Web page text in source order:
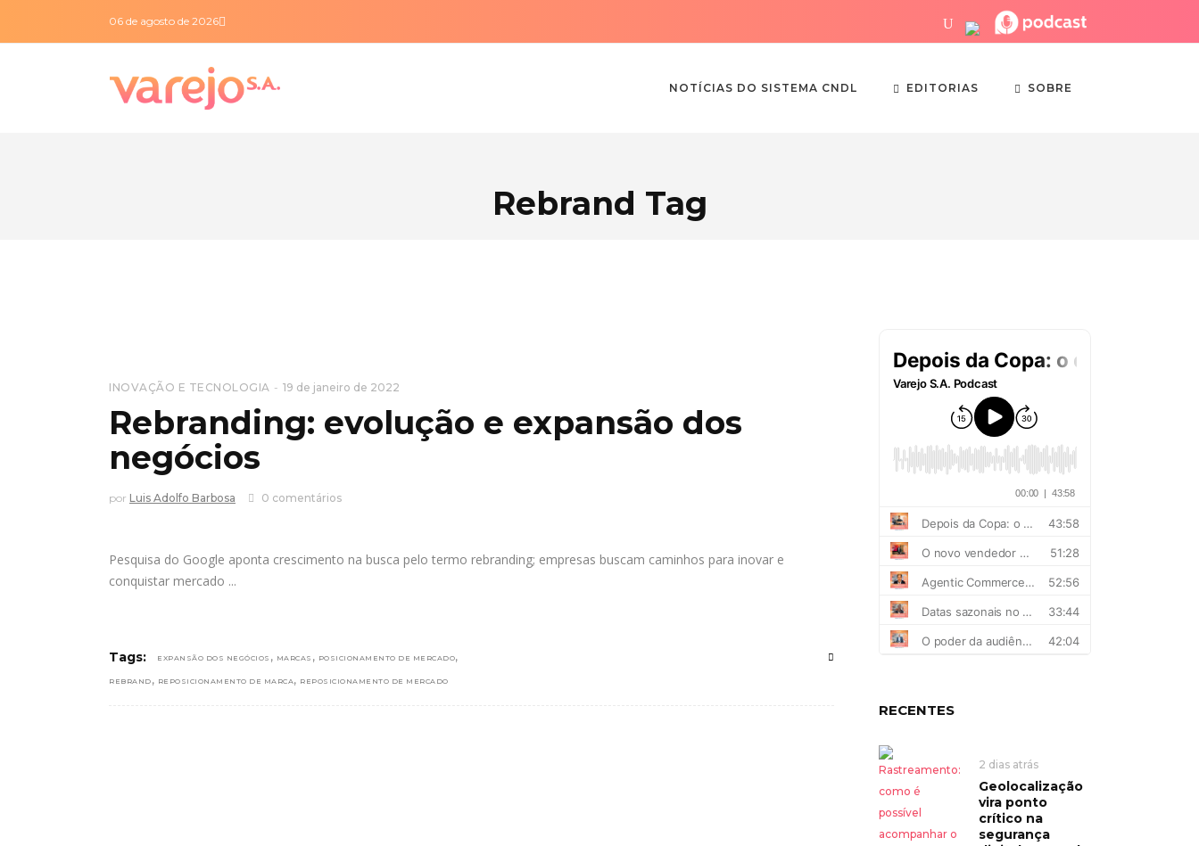
06 de agosto de 2026
NOTÍCIAS DO SISTEMA CNDL EDITORIAS SOBRE
Rebrand Tag
INOVAÇÃO E TECNOLOGIA 19 de janeiro de 2022
Rebranding: evolução e expansão dos
negócios
por Luis Adolfo Barbosa 0 comentários
Pesquisa do Google aponta crescimento na busca pelo termo rebranding; empresas buscam caminhos para inovar e
conquistar mercado
Tags: EXPANSÃO DOS NEGÓCIOS , MARCAS , POSICIONAMENTO DE MERCADO,
REBRAND , REPOSICIONAMENTO DE MARCA, REPOSICIONAMENTO DE MERCADO
RECENTES
2 dias atrás
Geolocalização
vira ponto
crítico na
segurança